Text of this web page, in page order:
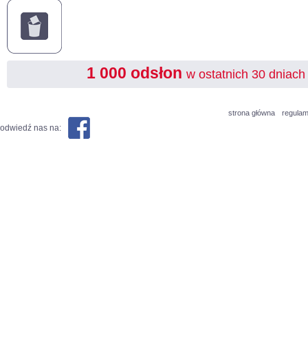
1 000 odsłon w ostatnich 30 dniach
strona główna
odwiedź nas na: